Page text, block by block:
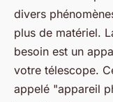
divers
plus de matériel.
besoin est un
votre télescope.
appelé "appareil